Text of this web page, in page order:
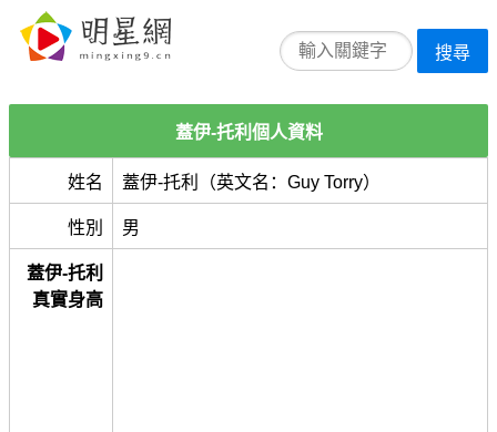
搜尋
蓋伊-托利個人資料
姓名 蓋伊-托利（英文名：Guy Torry）
性別 男
蓋伊-托利
真實身高